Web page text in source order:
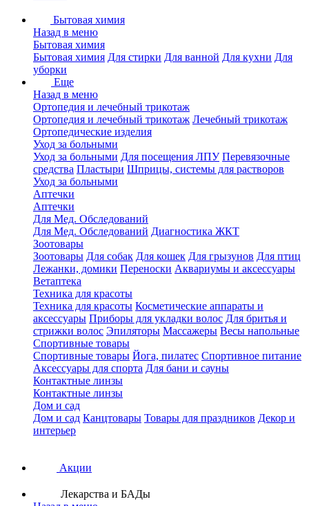
Бытовая химия
Назад в меню
Бытовая химия
Бытовая химия Для стирки Для ванной Для кухни Для
уборки
Еще
Назад в меню
Ортопедия и лечебный трикотаж
Ортопедия и лечебный трикотаж Лечебный трикотаж
Ортопедические изделия
Уход за больными
Уход за больными Для посещения ЛПУ Перевязочные
средства Пластыри Шприцы, системы для растворов
Уход за больными
Аптечки
Аптечки
Для Мед. Обследований
Для Мед. Обследований Диагностика ЖКТ
Зоотовары
Зоотовары Для собак Для кошек Для грызунов Для птиц
Лежанки, домики Переноски Аквариумы и аксессуары
Ветаптека
Техника для красоты
Техника для красоты Косметические аппараты и
аксессуары Приборы для укладки волос Для бритья и
стрижки волос Эпиляторы Массажеры Весы напольные
Спортивные товары
Спортивные товары Йога, пилатес Спортивное питание
Аксессуары для спорта Для бани и сауны
Контактные линзы
Контактные линзы
Дом и сад
Дом и сад Канцтовары Товары для праздников Декор и
интерьер
Акции
Лекарства и БАДы